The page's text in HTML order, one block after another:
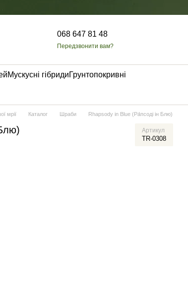
068 647 81 48
Передзвонити вам?
Мускусні гібридиГрунтопокривні
мрії Каталог Шраби Rhapsody in Blue (Ра́псоді ін Блю)
Артикул
TR-0308